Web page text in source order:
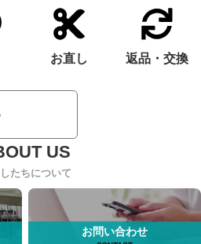
お直し 返品・交換
たちについて
お問い合わせ